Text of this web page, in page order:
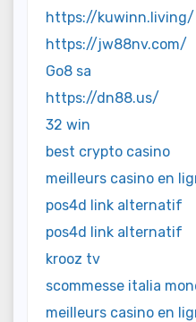
https://kuwinn.living/
https://jw88nv.com/
Go8 sa
https://dn88.us/
32 win
best crypto casino
meilleurs casino en
pos4d link alternatif
pos4d link alternatif
krooz tv
scommesse italia
meilleurs casino en